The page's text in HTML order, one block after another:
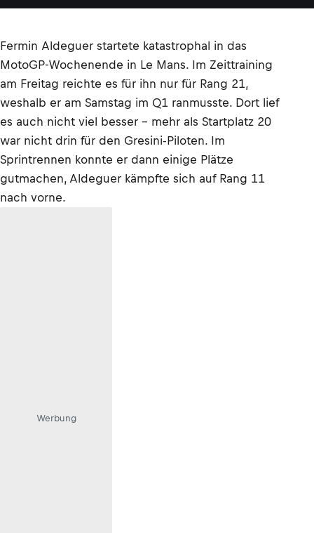
Fermin Aldeguer startete katastrophal in das
MotoGP-Wochenende in Le Mans. Im Zeittraining
am Freitag reichte es für ihn nur für Rang 21,
weshalb er am Samstag im Q1 ranmusste. Dort lief
es auch nicht viel besser – mehr als Startplatz 20
war nicht drin für den Gresini-Piloten. Im
Sprintrennen konnte er dann einige Plätze
gutmachen, Aldeguer kämpfte sich auf Rang 11
nach vorne.
Werbung